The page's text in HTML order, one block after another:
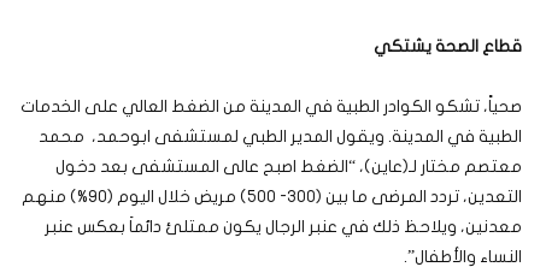
قطاع الصحة يشتكي
صحياً، تشكو الكوادر الطبية في المدينة من الضغط العالي على الخدمات
الطبية في المدينة. ويقول المدير الطبي لمستشفى ابوحمد، محمد
معتصم مختار لـ(عاين)، “الضغط اصبح عالى المستشفى بعد دخول
التعدين، تردد المرضى ما بين (300- 500) مريض خلال اليوم (90%) منهم
معدنين، ويلاحظ ذلك في عنبر الرجال يكون ممتلئ دائماَ بعكس عنبر
النساء والأطفال”.